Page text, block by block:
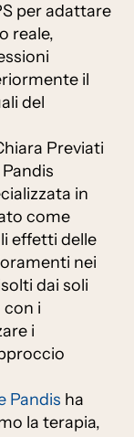
per adattare
reale,
il
del
Previati
in
come
effetti delle
nei
dai soli
i
i
Pandis ha
la terapia,